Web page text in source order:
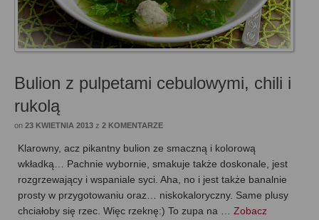
Bulion z pulpetami cebulowymi, chili i
rukolą
on 23 KWIETNIA 2013 z 2 KOMENTARZE
Klarowny, acz pikantny bulion ze smaczną i kolorową
wkładką… Pachnie wybornie, smakuje także doskonale, jest
rozgrzewający i wspaniale syci. Aha, no i jest także banalnie
prosty w przygotowaniu oraz… niskokaloryczny. Same plusy
chciałoby się rzec. Więc rzeknę:) To zupa na … Zobacz